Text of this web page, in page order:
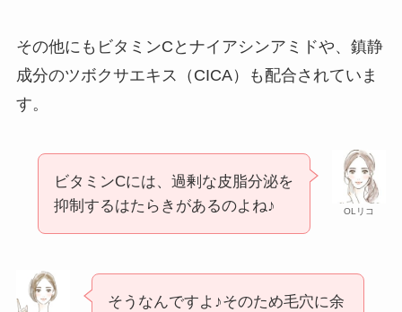
その他にもビタミンCとナイアシンアミドや、鎮静
成分のツボクサエキス（CICA）も配合されていま
す。
OLリコ
ビタミンCには、過剰な皮脂分泌を
抑制するはたらきがあるのよね♪
そうなんですよ♪そのため毛穴に余